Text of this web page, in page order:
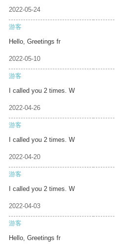
2022-05-24
游客
Hello, Greetings fr
2022-05-10
游客
I called you 2 times. W
2022-04-26
游客
I called you 2 times. W
2022-04-20
游客
I called you 2 times. W
2022-04-03
游客
Hello, Greetings fr